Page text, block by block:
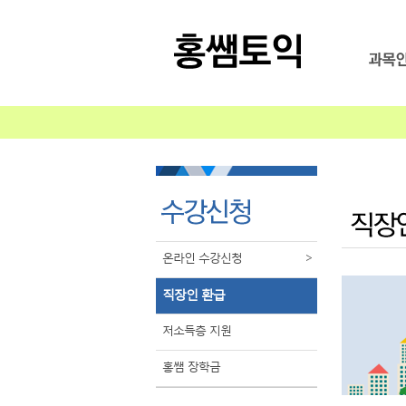
온라인 수강신청 >
직장인 환급
저소득층 지원
홍쌤 장학금